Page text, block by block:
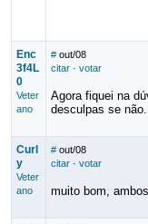
Enc
3f4L
0
Veter
ano
# out/08
citar· votar
Agora fiquei na
desculpas se
Curl
y
Veter
ano
# out/08
citar· votar
muito bom,